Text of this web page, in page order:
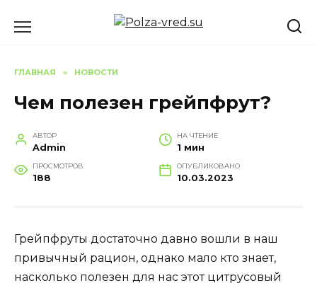
ГЛАВНАЯ » НОВОСТИ
Чем полезен грейпфрут?
АВТОР
Admin
НА ЧТЕНИЕ
1 мин
ПРОСМОТРОВ
188
ОПУБЛИКОВАНО
10.03.2023
Грейпфруты достаточно давно вошли в наш
привычный рацион, однако мало кто знает,
насколько полезен для нас этот цитрусовый